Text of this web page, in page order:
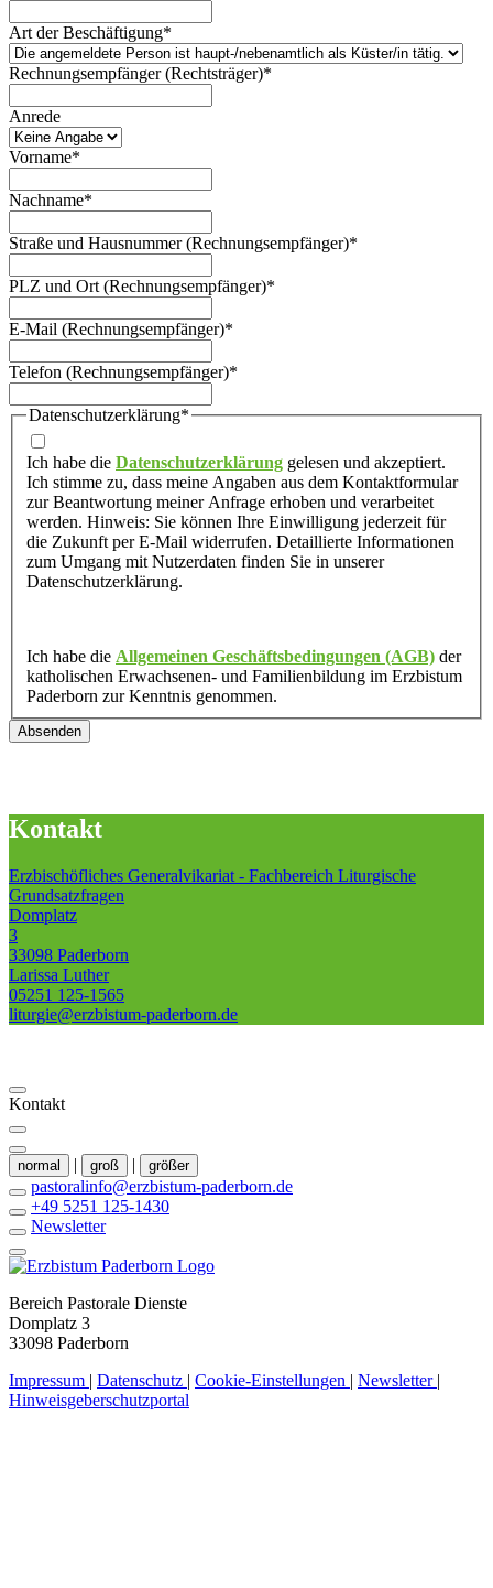
Art der Beschäftigung*
Rechnungsempfänger (Rechtsträger)*
Anrede
Vorname*
Nachname*
Straße und Hausnummer (Rechnungsempfänger)*
PLZ und Ort (Rechnungsempfänger)*
E-Mail (Rechnungsempfänger)*
Telefon (Rechnungsempfänger)*
Datenschutzerklärung*
Ich habe die Datenschutzerklärung gelesen und akzeptiert.
Ich stimme zu, dass meine Angaben aus dem Kontaktformular
zur Beantwortung meiner Anfrage erhoben und verarbeitet
werden. Hinweis: Sie können Ihre Einwilligung jederzeit für
die Zukunft per E-Mail widerrufen. Detaillierte Informationen
zum Umgang mit Nutzerdaten finden Sie in unserer
Datenschutzerklärung.
Ich habe die Allgemeinen Geschäftsbedingungen (AGB) der
katholischen Erwachsenen- und Familienbildung im Erzbistum
Paderborn zur Kenntnis genommen.
Kontakt
Erzbischöfliches Generalvikariat - Fachbereich Liturgische
Grundsatzfragen
Domplatz
3
33098 Paderborn
Larissa Luther
05251 125-1565
liturgie@erzbistum-paderborn.de
Kontakt
normal | groß | größer
pastoralinfo@erzbistum-paderborn.de
+49 5251 125-1430
Newsletter
Bereich Pastorale Dienste
Domplatz 3
33098 Paderborn
Impressum | Datenschutz | Cookie-Einstellungen | Newsletter |
Hinweisgeberschutzportal